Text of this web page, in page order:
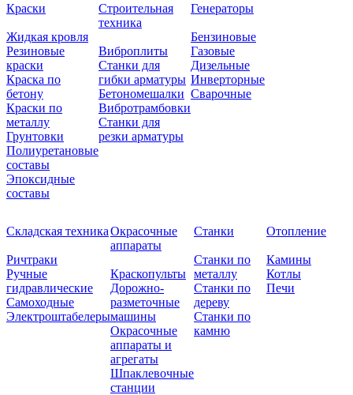
Краски
Жидкая кровля
Резиновые
краски
Краска по
бетону
Краски по
металлу
Грунтовки
Полиуретановые
составы
Эпоксидные
составы
Строительная
техника
Виброплиты
Станки для
гибки арматуры
Бетономешалки
Вибротрамбовки
Станки для
резки арматуры
Генераторы
Бензиновые
Газовые
Дизельные
Инверторные
Сварочные
Складская техника
Ричтраки
Ручные
гидравлические
Самоходные
Электроштабелеры
Окрасочные
аппараты
Краскопульты
Дорожно-
разметочные
машины
Окрасочные
аппараты и
агрегаты
Шпаклевочные
станции
Станки
Станки по
металлу
Станки по
дереву
Станки по
камню
Отопление
Камины
Котлы
Печи